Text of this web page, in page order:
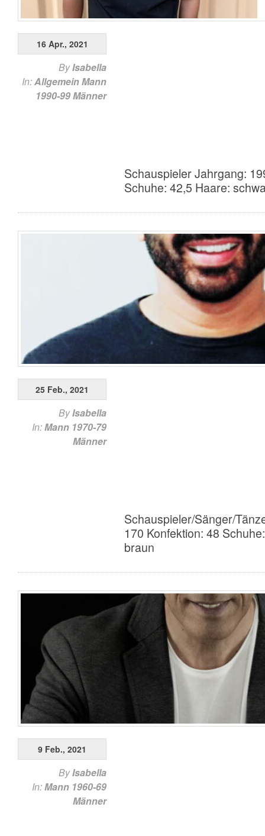
Schauspieler Jahrgang:
Schuhe: 42,5 Haare:
16 Apr., 2021
ByIsabella
In:AllgemeinMann
1990-99Männer
Schauspieler/Sänger/
170 Konfektion: 48
braun
25 Feb., 2021
ByIsabella
In:Mann 1970-79
Männer
9 Feb., 2021
ByIsabella
In:Mann 1960-69
Männer